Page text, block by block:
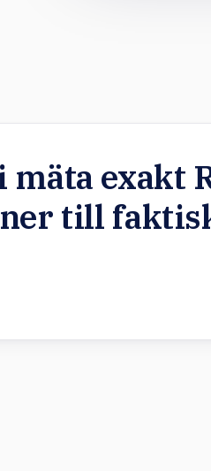
exakt
till